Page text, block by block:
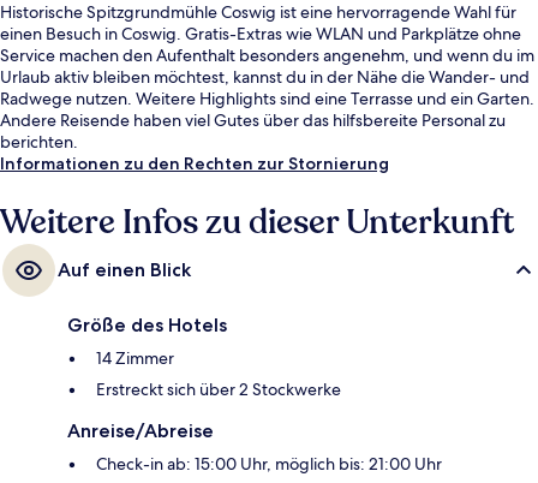
Historische Spitzgrundmühle Coswig ist eine hervorragende Wahl für
einen Besuch in Coswig. Gratis-Extras wie WLAN und Parkplätze ohne
Service machen den Aufenthalt besonders angenehm, und wenn du im
Urlaub aktiv bleiben möchtest, kannst du in der Nähe die Wander- und
Radwege nutzen. Weitere Highlights sind eine Terrasse und ein Garten.
Andere Reisende haben viel Gutes über das hilfsbereite Personal zu
berichten.
Informationen zu den Rechten zur Stornierung
Weitere Infos zu dieser Unterkunft
Auf einen Blick
Größe des Hotels
14 Zimmer
Erstreckt sich über 2 Stockwerke
Anreise/Abreise
Check-in ab: 15:00 Uhr, möglich bis: 21:00 Uhr